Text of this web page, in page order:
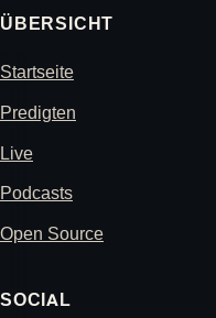
ÜBERSICHT
Startseite
Predigten
Live
Podcasts
Open Source
SOCIAL